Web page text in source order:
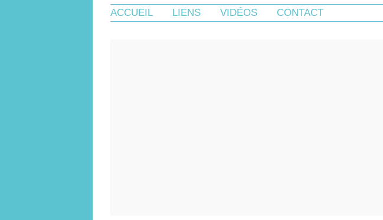
ACCUEIL LIENS VIDÉOS CONTACT